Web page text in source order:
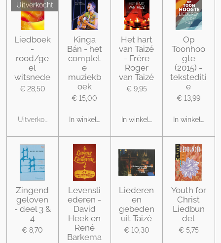
Uitverkocht
Liedboek
-
rood/ge
el
witsnede
€ 28,50
Uitverkocht
Kinga
Bán - het
complet
e
muziekb
oek
€ 15,00
In winkelwagen
Het hart
van Taizé
- Frère
Roger
van Taizé
€ 9,95
In winkelwagen
Op
Toonhoo
gte
(2015) -
tekstediti
e
€ 13,99
In
Zingend
geloven
- deel 3 &
4
€ 8,70
Levensli
ederen -
David
Heek en
René
Barkema
Liederen
en
gebeden
uit Taizé
€ 10,30
Youth for
Christ
Liedbun
del
€ 5,75